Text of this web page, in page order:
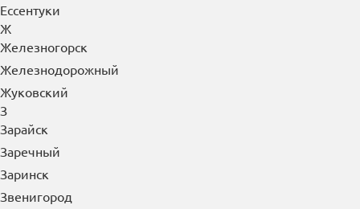
Е
Евпатория
Егорьевск
Ейск
Екатеринбург
Елабуга
Елец
Ессентуки
Ж
Железногорск